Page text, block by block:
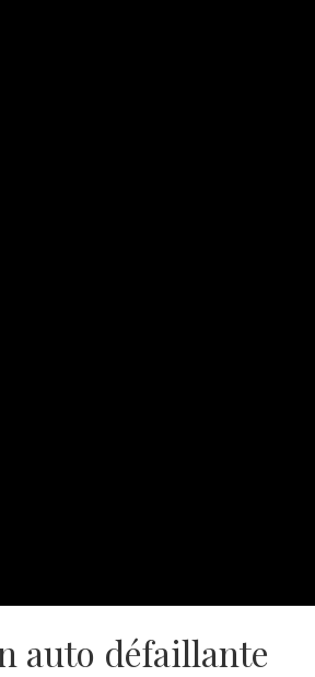
auto défaillante